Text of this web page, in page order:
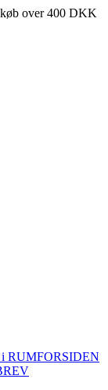
over 400 DKK
i RUMFORSIDEN